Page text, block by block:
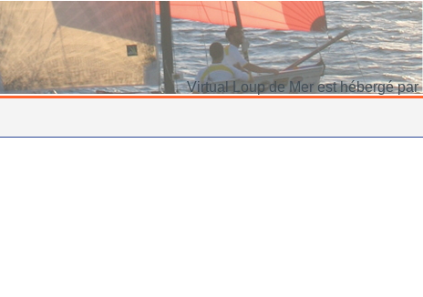
Virtual Loup de Mer est hébergé par